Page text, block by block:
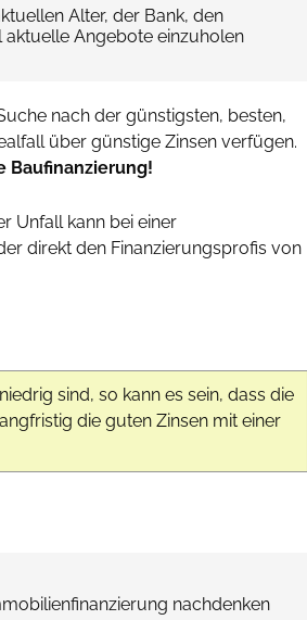
Alter, der Bank, den
aktuelle Angebote einzuholen
nach der günstigsten, besten,
über günstige Zinsen verfügen.
Baufinanzierung!
Unfall kann bei einer
direkt den Finanzierungsprofis von
sind, so kann es sein, dass die
die guten Zinsen mit einer
nachdenken